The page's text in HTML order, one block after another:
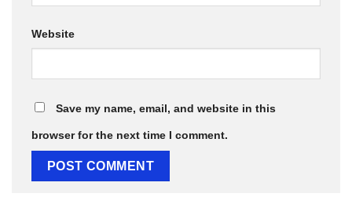
Website
Save my name, email, and website in this
browser for the next time I comment.